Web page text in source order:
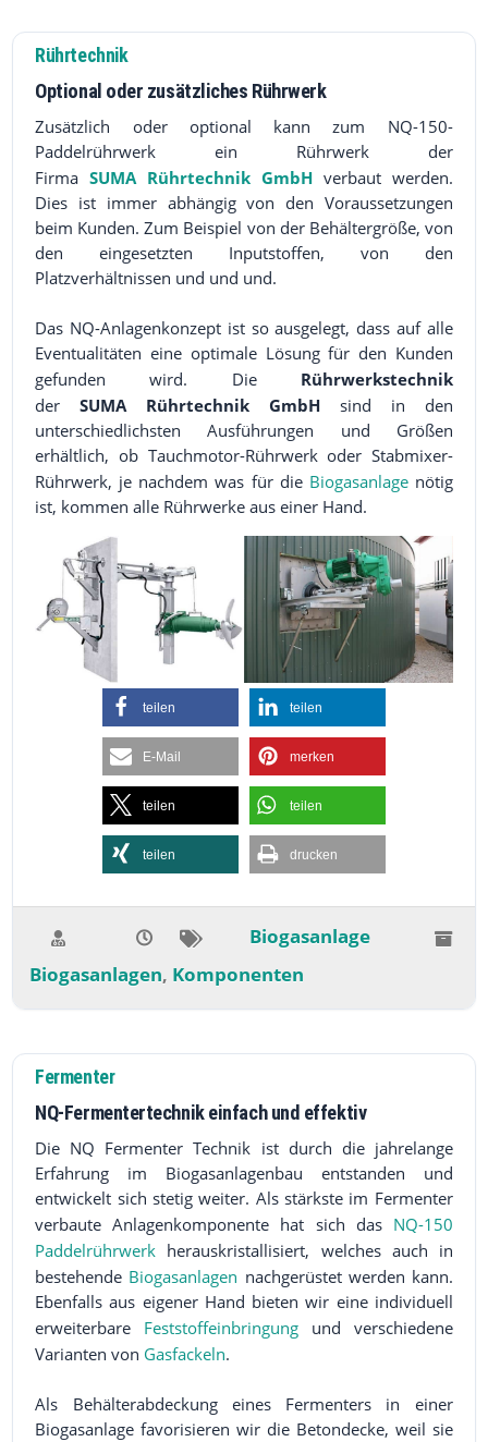
Rührtechnik
Optional oder zusätzliches Rührwerk
Zusätzlich oder optional kann zum NQ-150-
Paddelrührwerk ein Rührwerk der
FirmaSUMA Rührtechnik GmbHverbaut werden.
Dies ist immer abhängig von den Voraussetzungen
beim Kunden. Zum Beispiel von der Behältergröße, von
den eingesetzten Inputstoffen, von den
Platzverhältnissen und und und.
Das NQ-Anlagenkonzept ist so ausgelegt, dass auf alle
Eventualitäten eine optimale Lösung für den Kunden
gefunden wird. Die Rührwerkstechnik
derSUMA Rührtechnik GmbH sind in den
unterschiedlichsten Ausführungen und Größen
erhältlich, ob Tauchmotor-Rührwerk oder Stabmixer-
Rührwerk, je nachdem was für die Biogasanlagenötig
ist, kommen alle Rührwerke aus einer Hand.
teilen teilen
E-Mail merken
teilen teilen
teilen drucken
Biogasanlage
Biogasanlagen, Komponenten
Fermenter
NQ-Fermentertechnik einfach und effektiv
Die NQ Fermenter Technik ist durch die jahrelange
Erfahrung im Biogasanlagenbau entstanden und
entwickelt sich stetig weiter. Als stärkste im Fermenter
verbaute Anlagenkomponente hat sich das NQ-150
Paddelrührwerk herauskristallisiert, welches auch in
bestehende Biogasanlagen nachgerüstet werden kann.
Ebenfalls aus eigener Hand bieten wir eine individuell
erweiterbare Feststoffeinbringung und verschiedene
Varianten von Gasfackeln.
Als Behälterabdeckung eines Fermenters in einer
Biogasanlage favorisieren wir die Betondecke, weil sie